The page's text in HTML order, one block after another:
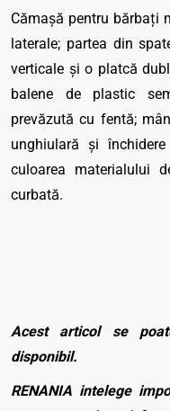
Cămaşă pentru bărbaţi
laterale; partea din
verticale şi o platcă
balene de plastic
prevăzută cu fentă;
unghiulară și
culoarea materialului
curbată.
Acest articol se
disponibil.
RENANIA intelege